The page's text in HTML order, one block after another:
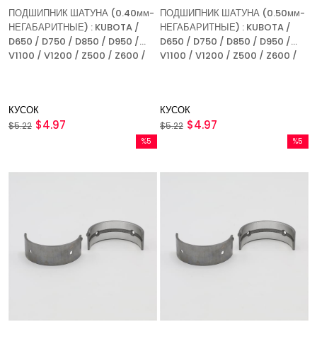
ПОДШИПНИК ШАТУНА (0.40мм-
НЕГАБАРИТНЫЕ) : KUBOTA /
D650 / D750 / D850 / D950 /
V1100 / V1200 / Z500 / Z600 /
КУСОК
$4.97
$5.22
ПОДШИПНИК ШАТУНА (0.50мм-
НЕГАБАРИТНЫЕ) : KUBOTA /
D650 / D750 / D850 / D950 /
V1100 / V1200 / Z500 / Z600 /
КУСОК
$4.97
$5.22
%5
%5Скидка
%5